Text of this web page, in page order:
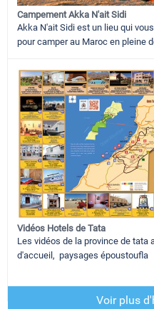
Campement Akka N'ait Sidi
Akka N'ait Sidi est un lieu qui
pour camper au Maroc en pleine
Vidéos Hotels de Tata
Les vidéos de la province de tata
d'accueil, paysages époustoufla
Voir plus